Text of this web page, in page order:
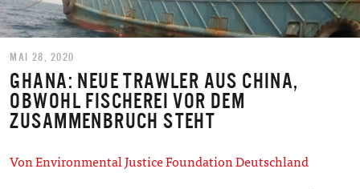
MAI 28, 2020
GHANA: NEUE TRAWLER AUS CHINA,
OBWOHL FISCHEREI VOR DEM
ZUSAMMENBRUCH STEHT
Von Environmental Justice Foundation Deutschland